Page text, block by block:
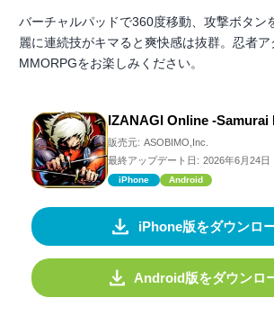
バーチャルパッドで360度移動、攻撃ボタン
麗に連続技がキマると爽快感は抜群。忍者
MMORPGをお楽しみください。
IZANAGI Online -Samurai
販売元: ASOBIMO,Inc.
最終アップデート日: 2026年6月24日
iPhone Android
iPhone版をダウンロ
Android版をダウンロ